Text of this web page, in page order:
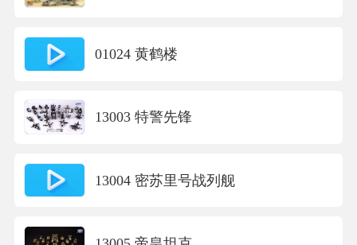
01024 黄鹤楼
13003 特警先锋
13004 密苏里号战列舰